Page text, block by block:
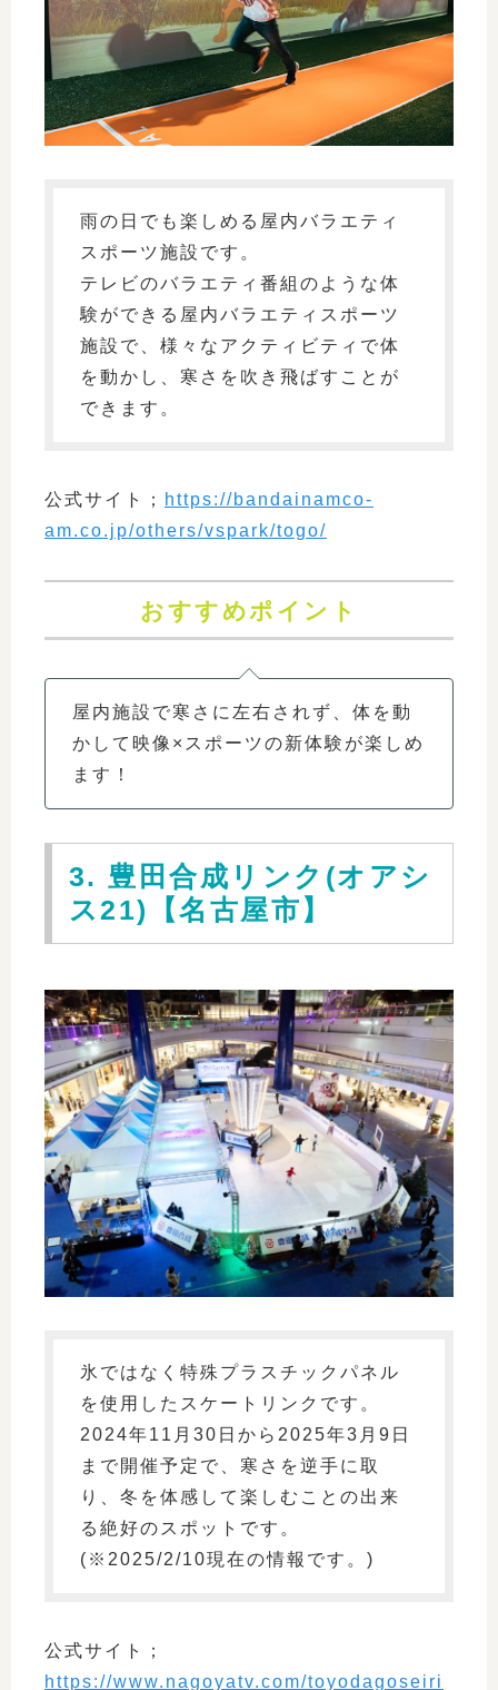
雨の日でも楽しめる屋内バラエティ
スポーツ施設です。
テレビのバラエティ番組のような体
験ができる屋内バラエティスポーツ
施設で、様々なアクティビティで体
を動かし、寒さを吹き飛ばすことが
できます。
公式サイト；
https://bandainamco-
am.co.jp/others/vspark/togo/
おすすめポイント
屋内施設で寒さに左右されず、体を動
かして映像×スポーツの新体験が楽しめ
ます！
3. 豊田合成リンク(オアシ
ス21)【名古屋市】
氷ではなく特殊プラスチックパネル
を使用したスケートリンクです。
2024年11月30日から2025年3月9日
まで開催予定で、寒さを逆手に取
り、冬を体感して楽しむことの出来
る絶好のスポットです。
(※2025/2/10現在の情報です。)
公式サイト；
https://www.nagoyatv.com/toyodagoseiri